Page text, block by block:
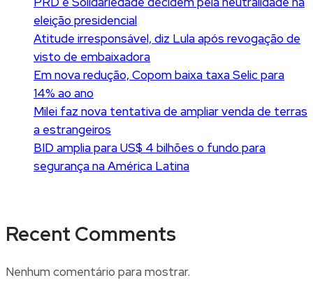
eleição presidencial
Atitude irresponsável, diz Lula após revogação de
visto de embaixadora
Em nova redução, Copom baixa taxa Selic para
14% ao ano
Milei faz nova tentativa de ampliar venda de terras
a estrangeiros
BID amplia para US$ 4 bilhões o fundo para
segurança na América Latina
Recent Comments
Nenhum comentário para mostrar.